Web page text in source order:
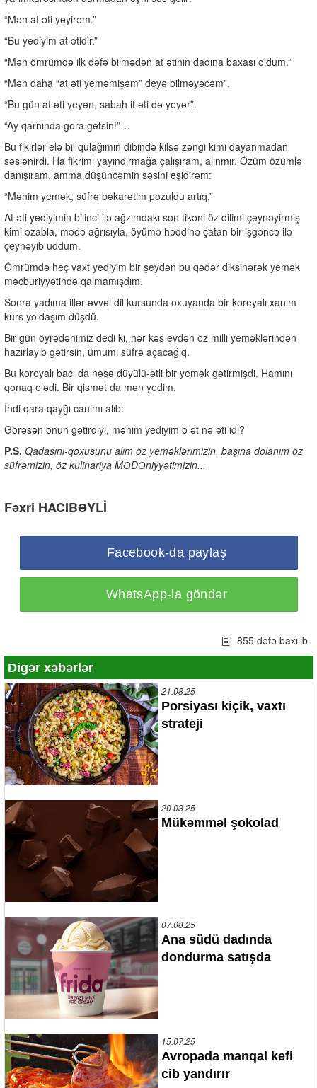
“Mən at əti yeyirəm.”
“Bu yediyim at ətidir.”
“Mən ömrümdə ilk dəfə bilmədən at ətinin dadına baxası oldum.”
“Mən daha “at əti yeməmişəm” deyə bilməyəcəm”.
“Bu gün at əti yeyən, sabah it əti də yeyər”.
“Ay qarnında gora getsin!”…
Bu fikirlər elə bil qulağımın dibində kilsə zəngi kimi dayanmadan
səslənirdi. Ha fikrimi yayındırmağa çalışıram, alınmır. Özüm özümlə
danışıram, amma düşüncəmin səsini eşidirəm:
“Mənim yemək, süfrə bəkarətim pozuldu artıq.”
At əti yediyimin bilinci ilə ağzımdakı son tikəni öz dilimi çeynəyirmiş
kimi əzabla, mədə ağrısıyla, öyümə həddinə çatan bir işgəncə ilə
çeynəyib uddum.
Ömrümdə heç vaxt yediyim bir şeydən bu qədər diksinərək yemək
məcburiyyətində qalmamışdım.
Sonra yadıma illər əvvəl dil kursunda oxuyanda bir koreyalı xanım
kurs yoldaşım düşdü.
Bir gün öyrədənimiz dedi ki, hər kəs evdən öz milli yeməklərindən
hazırlayıb gətirsin, ümumi süfrə açacağıq.
Bu koreyalı bacı da nəsə düyülü-ətli bir yemək gətirmişdi. Hamını
qonaq elədi. Bir qismət da mən yedim.
İndi qara qayğı canımı alıb:
Görəsən onun gətirdiyi, mənim yediyim o ət nə əti idi?
P.S. Qadasını-qoxusunu alım öz yeməklərimizin, başına dolanım öz
süfrəmizin, öz kulinariya MƏDƏniyyətimizin...
Fəxri HACIBƏYLİ
Facebook-da paylaş
WhatsApp-la göndər
855 dəfə baxılıb
Digər xəbərlər
21.08.25
Porsiyası kiçik, vaxtı
strateji
20.08.25
Mükəmməl şokolad
07.08.25
Ana südü dadında
dondurma satışda
15.07.25
Avropada manqal kefi
cib yandırır